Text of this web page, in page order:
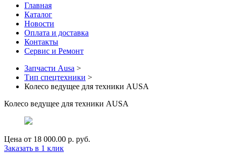
Главная
Каталог
Новости
Оплата и доставка
Контакты
Сервис и Ремонт
Запчасти Ausa >
Тип спецтехники >
Колесо ведущее для техники AUSA
Колесо ведущее для техники AUSA
Цена от 18 000.00 р. руб.
Заказать в 1 клик